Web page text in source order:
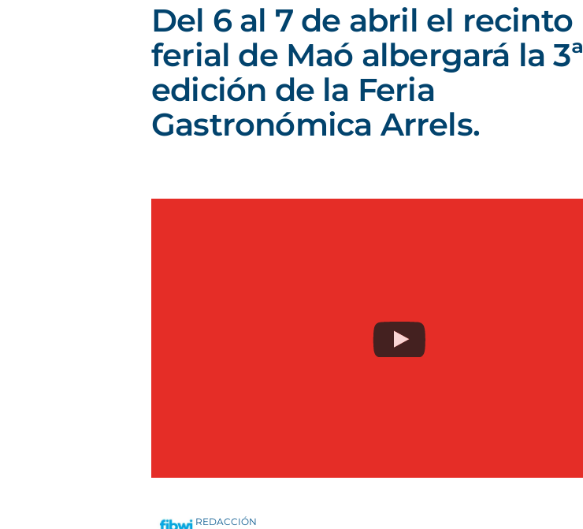
Del 6 al 7 de abril el recinto
ferial de Maó albergará la 3ª
edición de la Feria
Gastronómica Arrels.
REDACCIÓN